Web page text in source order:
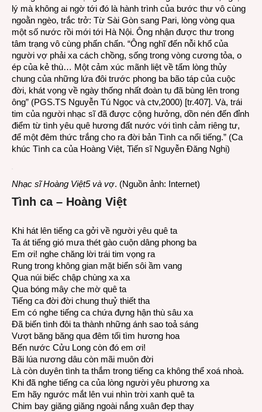
lý mà không ai ngờ tới đó là hành trình của bước thư vô cùng
ngoằn ngèo, trắc trở: Từ Sài Gòn sang Pari, lòng vòng qua
một số nước rồi mới tới Hà Nội. Ông nhận được thư trong
tâm trạng vô cùng phấn chấn. “Ông nghĩ đến nỗi khổ của
người vợ phải xa cách chồng, sống trong vòng cương tỏa, o
ép của kẻ thù… Một cảm xúc mãnh liệt về tấm lòng thủy
chung của những lứa đôi trước phong ba bão táp của cuộc
đời, khát vọng về ngày thống nhất đoàn tụ đã bùng lên trong
ông” (PGS.TS Nguyễn Tú Ngọc và ctv,2000) [tr.407]. Và, trái
tim của người nhạc sĩ đã được cộng hưởng, dồn nén đến đỉnh
điểm từ tình yêu quê hương đất nước với tình cảm riêng tư,
để một đêm thức trắng cho ra đời bản Tình ca nổi tiếng.” (Ca
khúc Tình ca của Hoàng Việt, Tiến sĩ Nguyễn Đăng Nghị)
Nhạc sĩ Hoàng Việt5 và vợ. (Nguồn ảnh: Internet)
Tình ca – Hoàng Việt
Khi hát lên tiếng ca gởi về người yêu quê ta
Ta át tiếng gió mưa thét gào cuộn dâng phong ba
Em ơi! nghe chăng lời trái tim vọng ra
Rung trong không gian mặt biển sôi ầm vang
Qua núi biếc chập chùng xa xa
Qua bóng mây che mờ quê ta
Tiếng ca đời đời chung thuỷ thiết tha
Em có nghe tiếng ca chứa đựng hận thù sâu xa
Đã biến tình đôi ta thành những ánh sao toả sáng
Vượt băng băng qua đêm tối tìm hương hoa
Bến nước Cửu Long còn đó em ơi!
Bãi lúa nương dâu còn mãi muôn đời
Là còn duyên tình ta thắm trong tiếng ca không thể xoá nhoà.
Khi đã nghe tiếng ca của lòng người yêu phương xa
Em hãy ngước mắt lên vui nhìn trời xanh quê ta
Chim bay giăng giăng ngoài nắng xuân đẹp thay